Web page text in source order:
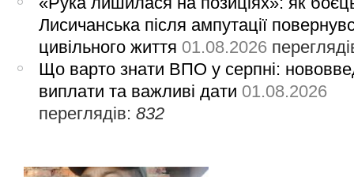
Лисичанська після ампутації
цивільного життя 01.08.2026
Що варто знати ВПО у серпні:
виплати та важливі дати 01.08.2026
переглядів:832